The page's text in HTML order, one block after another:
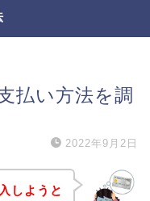
払い方法を調
2022年9月2日
しようと